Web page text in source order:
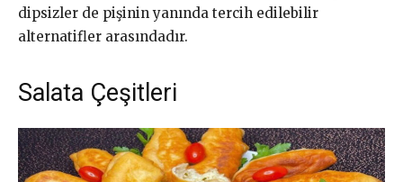
dipsizler de pişinin yanında tercih edilebilir
alternatifler arasındadır.
Salata Çeşitleri